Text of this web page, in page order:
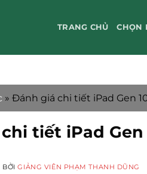
TRANG CHỦ CHỌN
» Đánh giá chi tiết iPad Gen
tiết iPad Gen
BỞIGIẢNG VIÊN PHẠM THANH DŨNG